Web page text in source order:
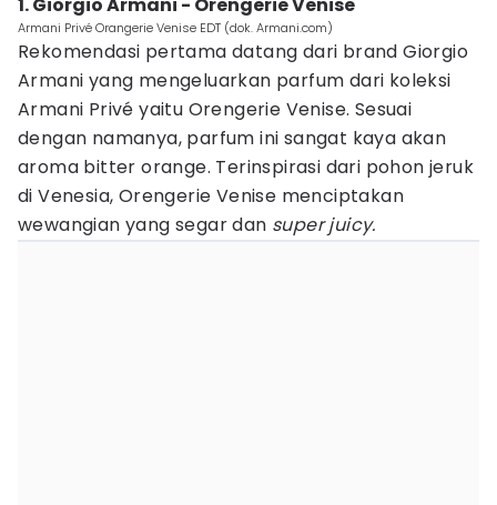
Armani Privé Orangerie Venise EDT (dok. Armani.com)
Rekomendasi pertama datang dari brand Giorgio
Armani yang mengeluarkan parfum dari koleksi
Armani Privé yaitu Orengerie Venise. Sesuai
dengan namanya, parfum ini sangat kaya akan
aroma bitter orange. Terinspirasi dari pohon jeruk
di Venesia, Orengerie Venise menciptakan
wewangian yang segar dan super juicy.